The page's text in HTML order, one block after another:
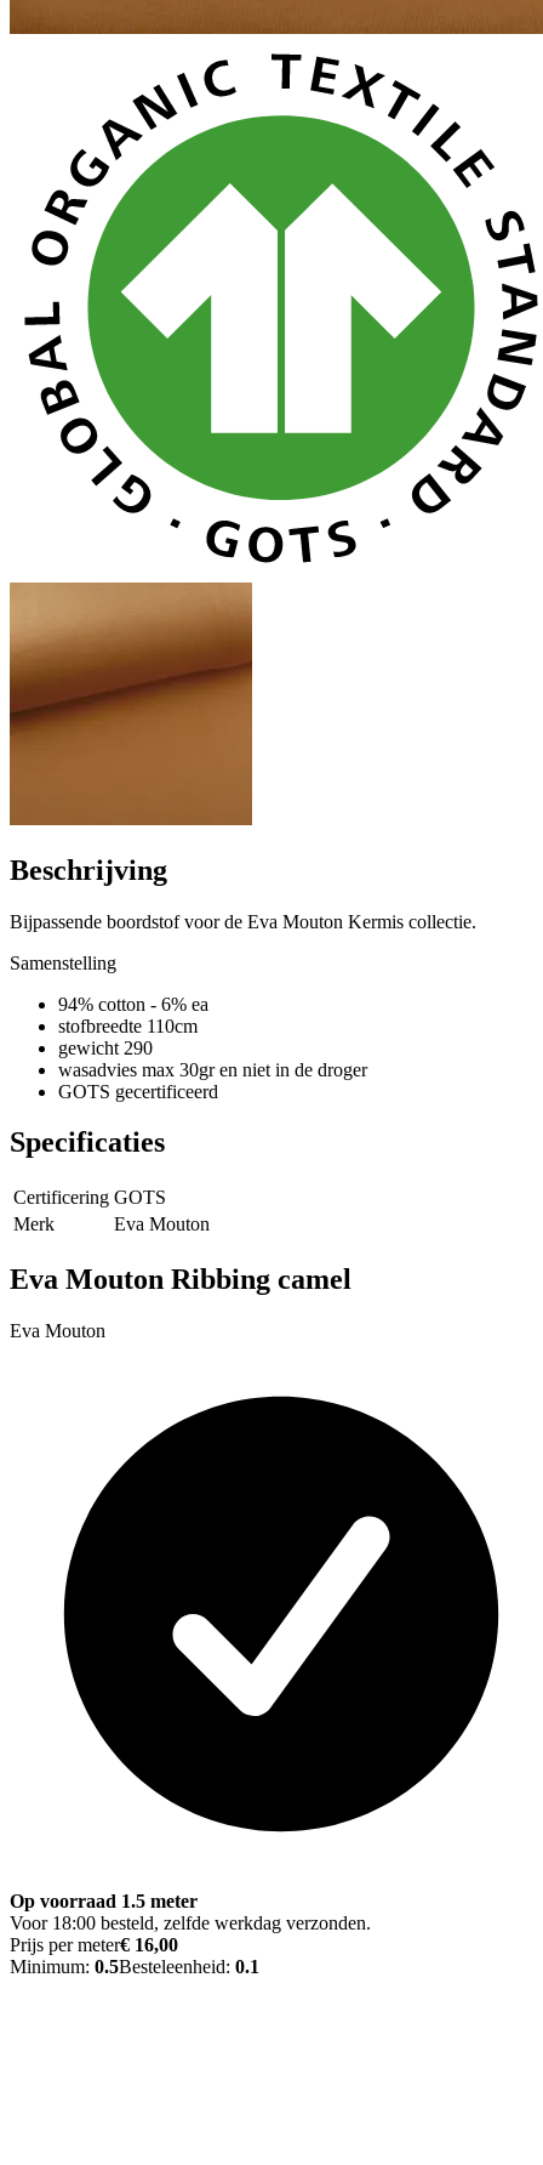
Beschrijving
Bijpassende boordstof voor de Eva Mouton Kermis collectie.
Samenstelling
94% cotton - 6% ea
stofbreedte 110cm
gewicht 290
wasadvies max 30gr en niet in de droger
GOTS gecertificeerd
Specificaties
Certificering GOTS
Merk
Eva Mouton
Eva Mouton Ribbing camel
Eva Mouton
Op voorraad 1.5 meter
Voor 18:00 besteld, zelfde werkdag verzonden.
Prijs per meter€ 16,00
Minimum: 0.5Besteleenheid: 0.1